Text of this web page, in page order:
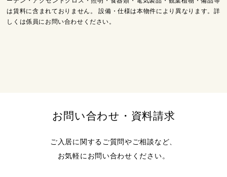
は賃料に含まれておりません。 設備・仕様は本物件により異なります。詳
しくは係員にお問い合わせください。
お問い合わせ・資料請求
ご入居に関するご質問やご相談など、
お気軽にお問い合わせください。